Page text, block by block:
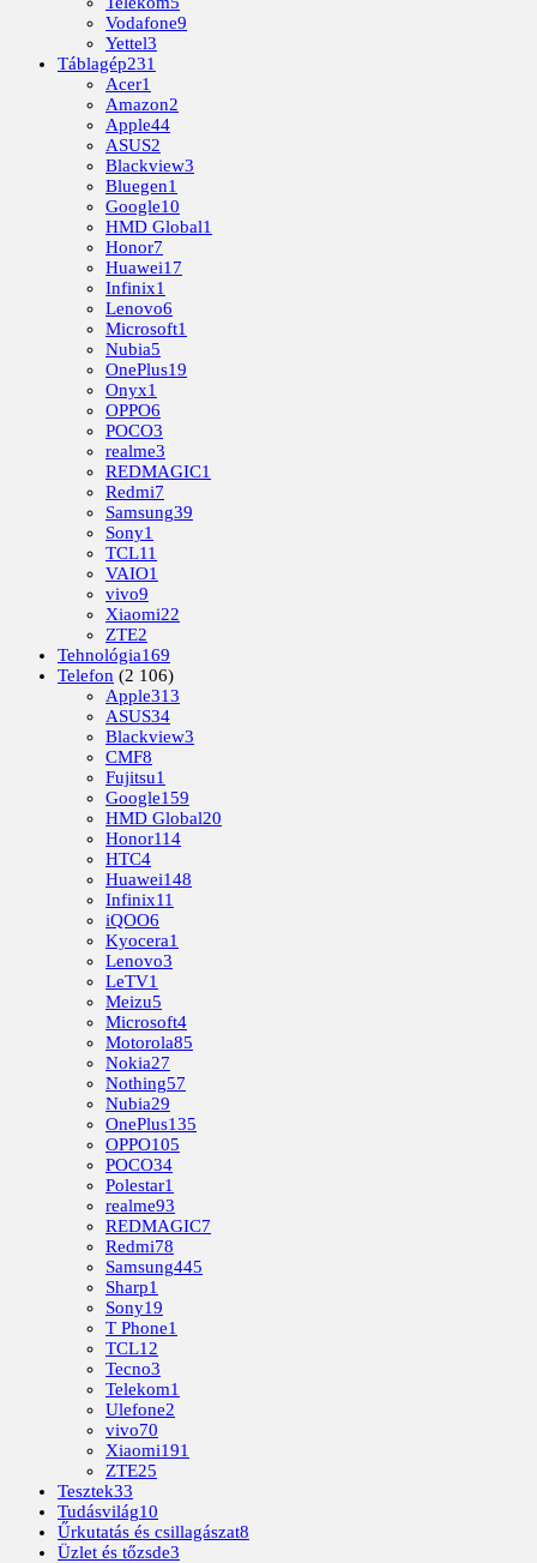
Vodafone9
Yettel3
Táblagép231
Acer1
Amazon2
Apple44
ASUS2
Blackview3
Bluegen1
Google10
HMD Global1
Honor7
Huawei17
Infinix1
Lenovo6
Microsoft1
Nubia5
OnePlus19
Onyx1
OPPO6
POCO3
realme3
REDMAGIC1
Redmi7
Samsung39
Sony1
TCL11
VAIO1
vivo9
Xiaomi22
ZTE2
Tehnológia169
Telefon (2 106)
Apple313
ASUS34
Blackview3
CMF8
Fujitsu1
Google159
HMD Global20
Honor114
HTC4
Huawei148
Infinix11
iQOO6
Kyocera1
Lenovo3
LeTV1
Meizu5
Microsoft4
Motorola85
Nokia27
Nothing57
Nubia29
OnePlus135
OPPO105
POCO34
Polestar1
realme93
REDMAGIC7
Redmi78
Samsung445
Sharp1
Sony19
T Phone1
TCL12
Tecno3
Telekom1
Ulefone2
vivo70
Xiaomi191
ZTE25
Tesztek33
Tudásvilág10
Űrkutatás és csillagászat8
Üzlet és tőzsde3